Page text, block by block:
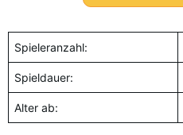
Spieleranzahl:
Spieldauer:
Alter ab: